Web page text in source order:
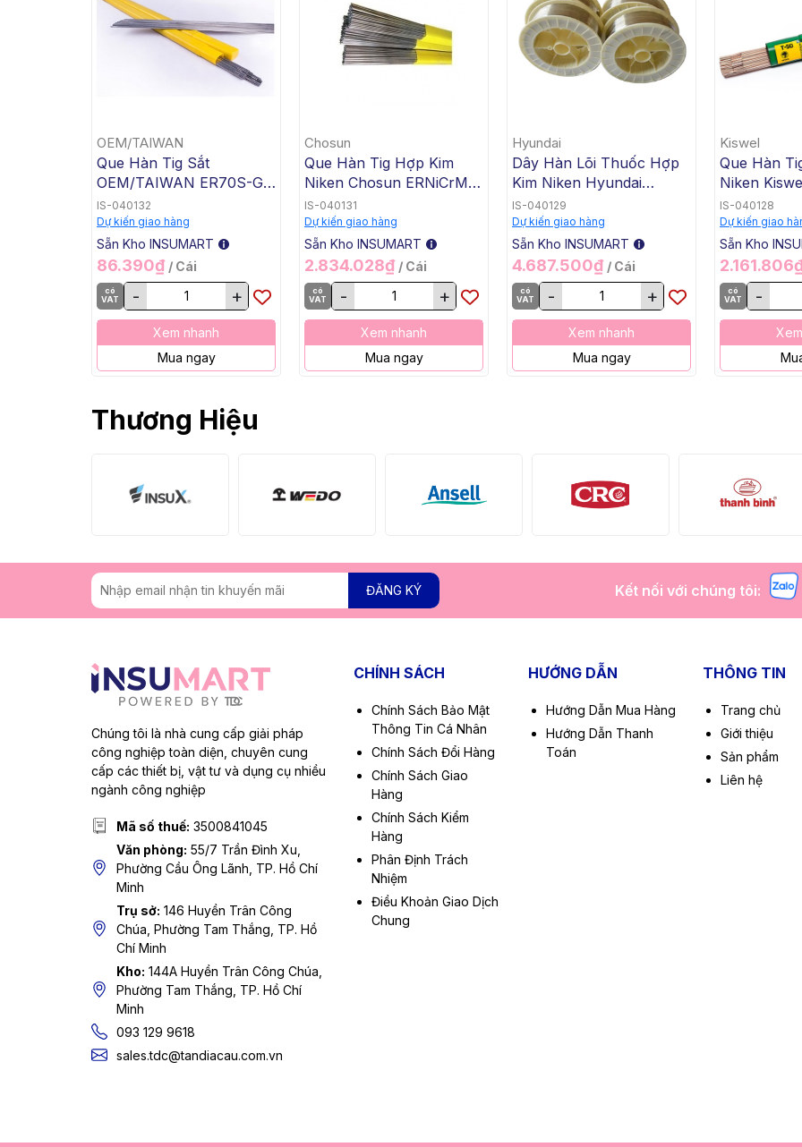
OEM/TAIWAN
Que Hàn Tig Sắt
OEM/TAIWAN ER70S-G
TG-50, 1.6x1000mm, 5 Kg
/ Hộp, 20 Kg / Thùng
IS-040132
Dự kiến giao hàng
Sẵn Kho INSUMART
86.390₫ / Cái
có
VAT
- +
Xem nhanh
Mua ngay
Chosun
Que Hàn Tig Hợp Kim
Niken Chosun ERNiCrMo-
3 TGC-625, 2.4x1000mm,
5 Kg / Hộp, 20 Kg /
Thùng
IS-040131
Dự kiến giao hàng
Sẵn Kho INSUMART
2.834.028₫ / Cái
có
VAT
- +
Xem nhanh
Mua ngay
Hyundai
Dây Hàn Lõi Thuốc Hợp
Kim Niken Hyundai
ENiCrMo-3 T1-1/4 SW-
625, 1.2mm, 15 Kg / Cuộn
IS-040129
Dự kiến giao hàng
Sẵn Kho INSUMART
4.687.500₫ / Cái
có
VAT
- +
Xem nhanh
Mua ngay
Kiswel
Que Hàn
Niken
KW-T82,
Kg / Hộp,
IS-040128
Dự kiến giao
Sẵn Kho
có
VAT
-
Thương Hiệu
ĐĂNG KÝ Kết nối với chúng tôi:
Chúng tôi là nhà cung cấp giải pháp
công nghiệp toàn diện, chuyên cung
cấp các thiết bị, vật tư và dụng cụ nhiều
ngành công nghiệp
Mã số thuế: 3500841045
Văn phòng: 55/7 Trần Đình Xu,
Phường Cầu Ông Lãnh, TP. Hồ Chí
Minh
Trụ sở: 146 Huyền Trân Công
Chúa, Phường Tam Thắng, TP. Hồ
Chí Minh
Kho: 144A Huyền Trân Công Chúa,
Phường Tam Thắng, TP. Hồ Chí
Minh
093 129 9618
sales.tdc@tandiacau.com.vn
CHÍNH SÁCH
Chính Sách Bảo Mật
Thông Tin Cá Nhân
Chính Sách Đổi Hàng
Chính Sách Giao
Hàng
Chính Sách Kiểm
Hàng
Phân Định Trách
Nhiệm
Điều Khoản Giao Dịch
Chung
HƯỚNG DẪN
Hướng Dẫn Mua Hàng
Hướng Dẫn Thanh
Toán
THÔNG TIN
Trang chủ
Giới thiệu
Sản phẩm
Liên hệ